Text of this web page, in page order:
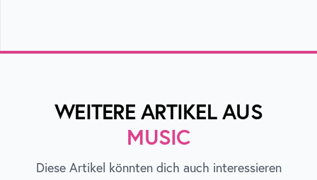
WEITERE ARTIKEL AUS
MUSIC
Diese Artikel könnten dich auch interessieren